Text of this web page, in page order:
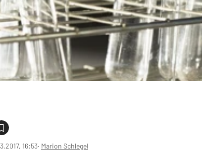
16:53‧ Marion Schlegel